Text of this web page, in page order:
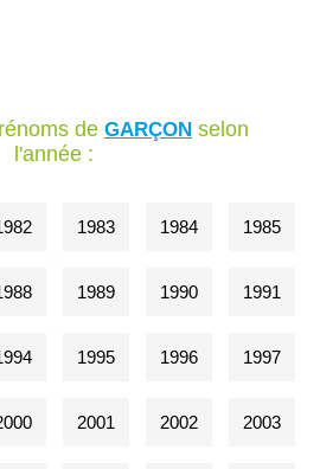
de GARÇONselon
l'année :
1983 1984 1985
1989 1990 1991
1995 1996 1997
2001 2002 2003